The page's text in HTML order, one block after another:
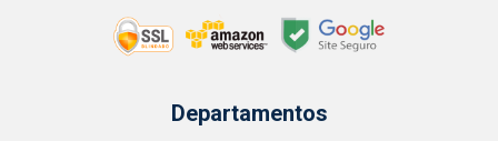
Departamentos